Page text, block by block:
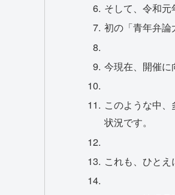
そして、令和元
初の「青年弁論
今現在、開催に
このような中
状況です。
これも、ひとえ